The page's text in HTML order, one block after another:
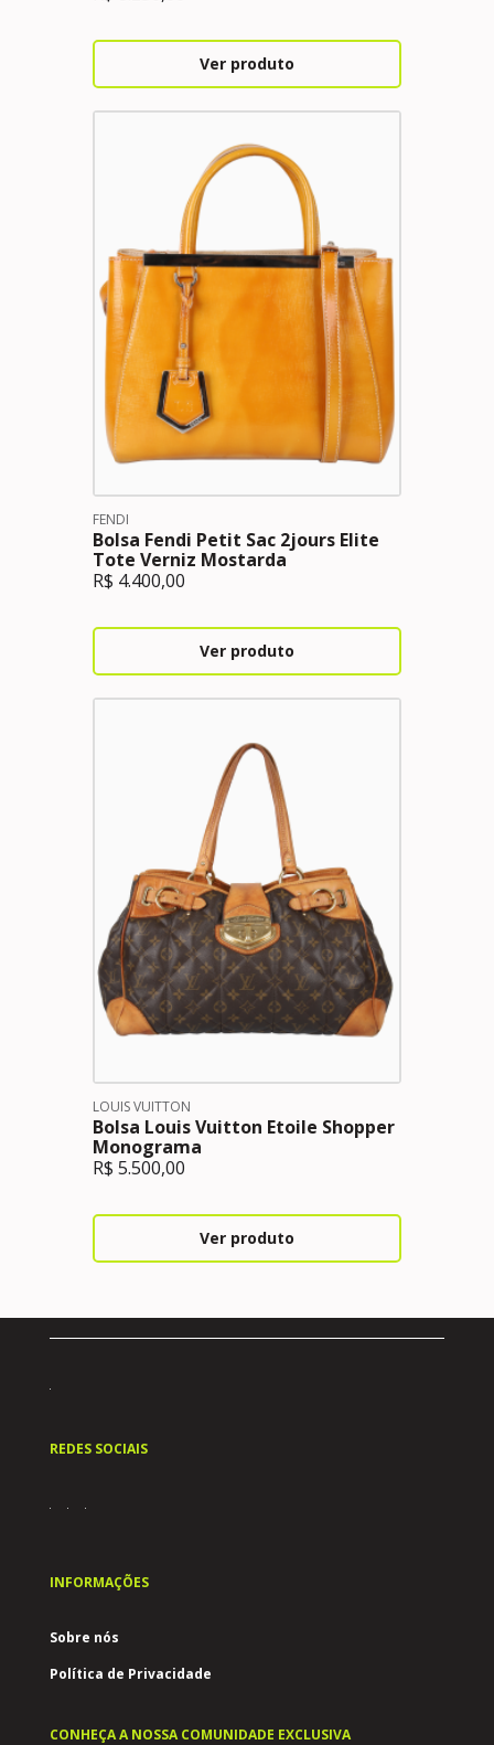
Ver produto
FENDI
Bolsa Fendi Petit Sac 2jours Elite
Tote Verniz Mostarda
R$ 4.400,00
Ver produto
LOUIS VUITTON
Bolsa Louis Vuitton Etoile Shopper
Monograma
R$ 5.500,00
Ver produto
REDES SOCIAIS
INFORMAÇÕES
Sobre nós
Política de Privacidade
CONHEÇA A NOSSA COMUNIDADE EXCLUSIVA